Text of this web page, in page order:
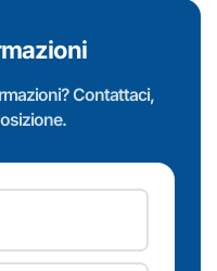
Contattaci,